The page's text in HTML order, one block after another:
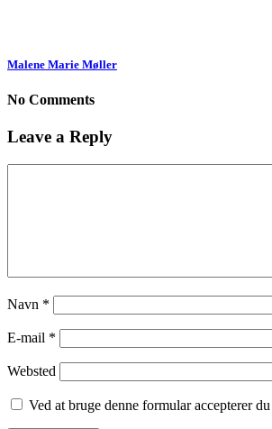
Malene Marie Møller
No Comments
Leave a Reply
Navn *
E-mail *
Websted
Ved at bruge denne formular accepterer